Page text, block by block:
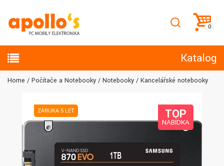
Katalog
Home Počítače a Notebooky Notebooky Kancelářské notebooky
TOP
NABÍDKA
ZÁRUKA 5 LET